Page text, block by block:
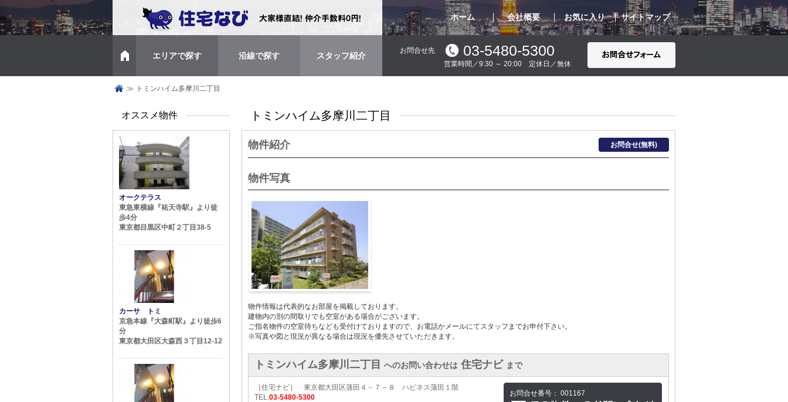
ホーム 会社概要 お気に入り サイトマップ
エリアで探す 沿線で探す スタッフ紹介
お問合せ先 03-5480-5300
営業時間／9:30 ～ 20:00 定休日／無休
トップページ
≫ トミンハイム多摩川二丁目
トミンハイム多摩川二丁目
物件紹介 お問合せ(無料)
物件写真
物件情報は代表的なお部屋を掲載しております。
建物内の別の間取りでも空室がある場合がございます。
ご指名物件の空室待ちなども受付けておりますので、お電話かメールにてスタッフまでお申付下さい。
※写真や図と現況が異なる場合は現況を優先させていただきます。
トミンハイム多摩川二丁目 へのお問い合わせは 住宅ナビ まで
［住宅ナビ］ 東京都大田区蒲田４－７－８ ハピネス蒲田１階
TEL.03-5480-5300 お問合せ番号： 001167
オススメ物件
オークテラス
東急東横線『祐天寺駅』より徒
歩4分
東京都目黒区中町２丁目38-5
カーサ トミ
京急本線『大森町駅』より徒歩6
分
東京都大田区大森西３丁目12-12